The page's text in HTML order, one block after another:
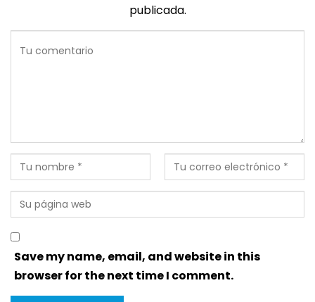
publicada.
Save my name, email, and website in this
browser for the next time I comment.